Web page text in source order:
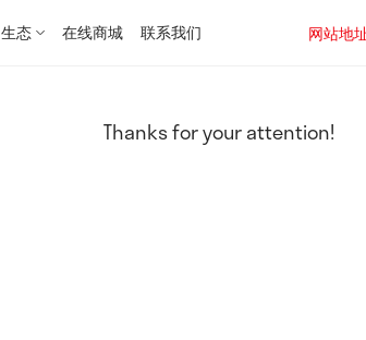
生态 在线商城 联系我们
网站地
Thanks for your attention!